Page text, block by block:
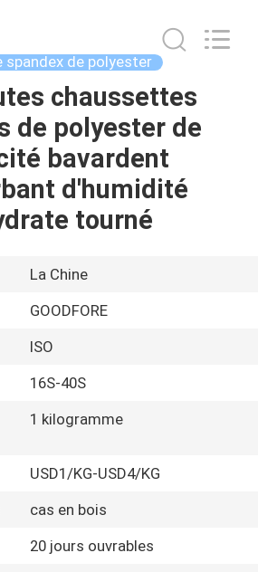
spandex de polyester
chaussettes
de polyester de
bavardent
d'humidité
tourné
La Chine
GOODFORE
ISO
16S-40S
1 kilogramme
USD1/KG-USD4/KG
cas en bois
20 jours ouvrables